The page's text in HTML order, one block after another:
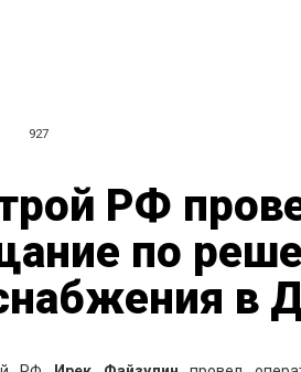
927
РФ
по
в